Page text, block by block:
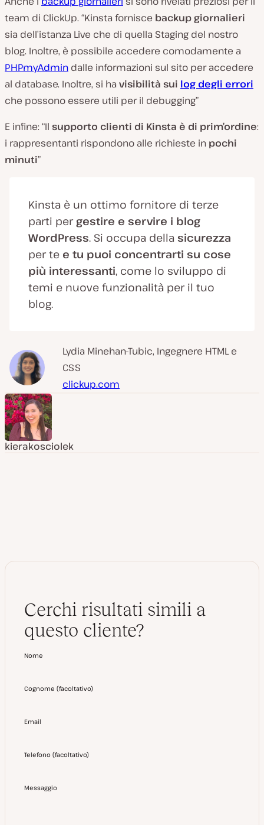
team di ClickUp. “Kinsta fornisce backup giornalieri
sia dell’istanza Live che di quella Staging del nostro
blog. Inoltre, è possibile accedere comodamente a
PHPmyAdmin dalle informazioni sul sito per accedere
al database. Inoltre, si ha visibilità sui log degli errori
che possono essere utili per il debugging”
E infine: “Il supporto clienti di Kinsta è di prim’ordine:
i rappresentanti rispondono alle richieste in pochi
minuti”
Kinsta è un ottimo fornitore di terze
parti per gestire e servire i blog
WordPress. Si occupa della sicurezza
per te e tu puoi concentrarti su cose
più interessanti, come lo sviluppo di
temi e nuove funzionalità per il tuo
blog.
Lydia Minehan-Tubic, Ingegnere HTML e
CSS
clickup.com
kierakosciolek
Cerchi risultati simili a
questo cliente?
Nome
Cognome (facoltativo)
Email
Telefono (facoltativo)
Messaggio